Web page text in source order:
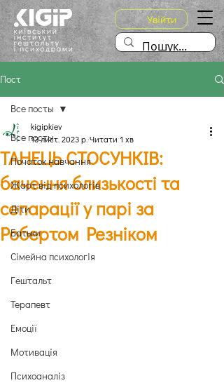
Увійти
Пост
Все посты
Початок навчання
Жарт від психологів
Діти
Батьки
Сімейна психологія
Гештальт
Терапевт
Емоції
Мотивація
Психоаналіз
Все посты
ТАНЕЦЬ СТОСУНКІВ:
бачення близькості та
сепарації у парі за
Робертом Резніком
kigipkiev
13 лист. 2023 р. Читати 1 хв